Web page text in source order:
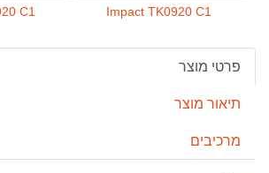
Impact TK0920 C1
C1
פרטי מוצר
תיאור מוצר
מרכיבים